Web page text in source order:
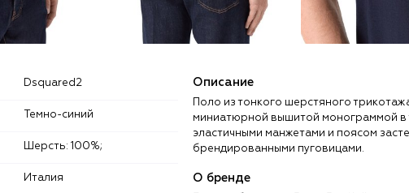
Dsquared2
Темно-синий
Шерсть: 100%;
Италия
Описание
Поло из тонкого шерстяного
миниатюрной вышитой монограммой в
эластичными манжетами и поясом
брендированными пуговицами.
О бренде